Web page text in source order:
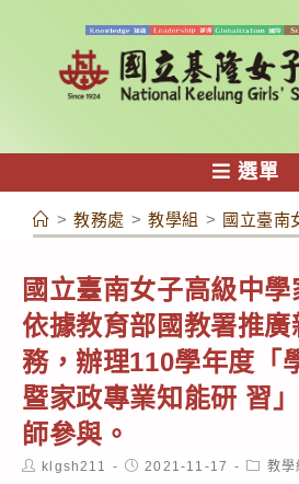
容
選單
> 教務處 > 教學組 > 國立臺南
國立臺南女子高級中
依據教育部國教署推
務，辦理110學年度「
暨家政專業知能研 習
師參與。
Postklgsh211
Post2021-11-17
Post教學